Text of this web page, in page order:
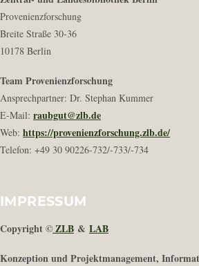
Provenienzforschung
Breite Straße 30-36
10178 Berlin
Team Provenienzforschung
Ansprechpartner: Dr. Stephan Kummer
E-Mail: raubgut@zlb.de
Web: https://provenienzforschung.zlb.de/
Telefon: +49 30 90226-732/-733/-734
IMPRESSUM
Copyright ©ZLB & LAB
Konzeption und Projektmanagement,